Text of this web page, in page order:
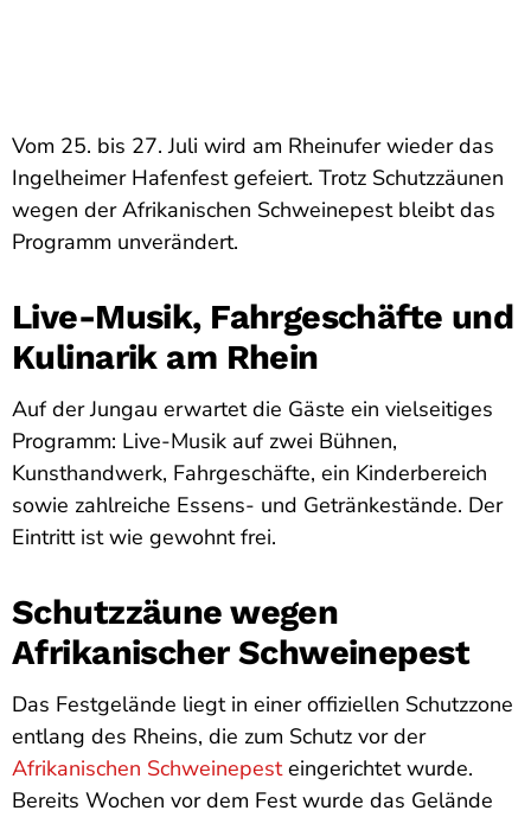
Vom 25. bis 27. Juli wird am Rheinufer wieder das
Ingelheimer Hafenfest gefeiert. Trotz Schutzzäunen
wegen der Afrikanischen Schweinepest bleibt das
Programm unverändert.
Live-Musik, Fahrgeschäfte und
Kulinarik am Rhein
Auf der Jungau erwartet die Gäste ein vielseitiges
Programm: Live-Musik auf zwei Bühnen,
Kunsthandwerk, Fahrgeschäfte, ein Kinderbereich
sowie zahlreiche Essens- und Getränkestände. Der
Eintritt ist wie gewohnt frei.
Schutzzäune wegen
Afrikanischer Schweinepest
Das Festgelände liegt in einer offiziellen Schutzzone
entlang des Rheins, die zum Schutz vor der
Afrikanischen Schweinepesteingerichtet wurde.
Bereits Wochen vor dem Fest wurde das Gelände